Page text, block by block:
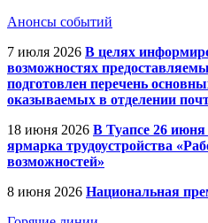
Анонсы событий
7 июля 2026 В целях
возможностях
подготовлен перечень
оказываемых в отделении
18 июня 2026 В Туапсе 26 июня
ярмарка трудоустройства
возможностей»
8 июня 2026 Национальная